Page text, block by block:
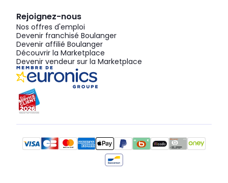
Rejoignez-nous
Nos offres d'emploi
Devenir franchisé Boulanger
Devenir affilié Boulanger
Découvrir la Marketplace
Devenir vendeur sur la Marketplace